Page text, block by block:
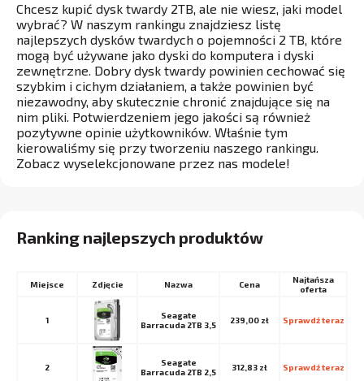
Chcesz kupić dysk twardy 2TB, ale nie wiesz, jaki model
wybrać? W naszym rankingu znajdziesz listę
najlepszych dysków twardych o pojemności 2 TB, które
mogą być używane jako dyski do komputera i dyski
zewnętrzne. Dobry dysk twardy powinien cechować się
szybkim i cichym działaniem, a także powinien być
niezawodny, aby skutecznie chronić znajdujące się na
nim pliki. Potwierdzeniem jego jakości są również
pozytywne opinie użytkowników. Właśnie tym
kierowaliśmy się przy tworzeniu naszego rankingu.
Zobacz wyselekcjonowane przez nas modele!
Ranking najlepszych produktów
Miejsce Nazwa Cena
Najtańsza
oferta
1
Seagate
Barracuda 2TB 3,5
239,00 zł Sprawdź teraz
2
Seagate
Barracuda 2TB 2,5
312,83 zł Sprawdź teraz